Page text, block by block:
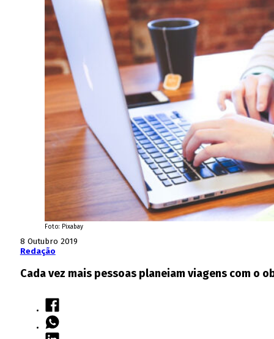
Foto: Pixabay
8 Outubro 2019
Redação
Cada vez mais pessoas planeiam viagens com o